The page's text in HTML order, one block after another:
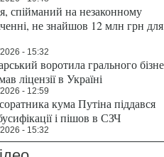
спійманий на незаконному
не знайшов 12 млн грн для
- 15:32
воротила грального
ліцензії в Україні
- 12:59
кума Путіна піддався
і пішов в СЗЧ
- 15:32